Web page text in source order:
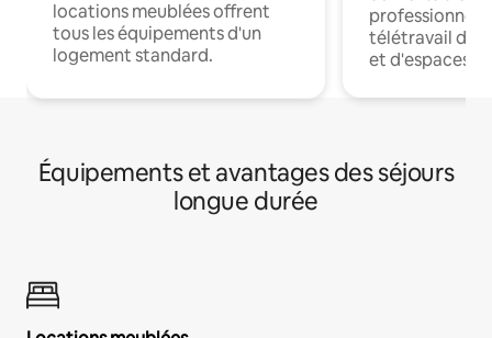
locations meublées offrent
tous les équipements d'un
logement standard.
professionnels
télétravail
et d'espaces
Équipements et avantages des séjours
longue durée